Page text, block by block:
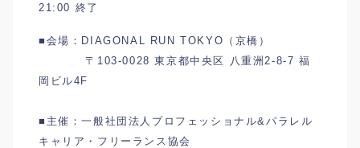
21:00 終了
■会場：DIAGONAL RUN TOKYO（京橋）
〒103-0028 東京都中央区 八重洲2-8-7 福
岡ビル4F
■主催：一般社団法人プロフェッショナル&パラレル
キャリア・フリーランス協会